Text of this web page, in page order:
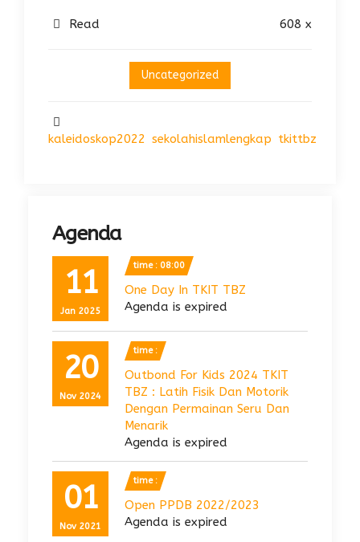
Read 608 x
Uncategorized
kaleidoskop2022 sekolahislamlengkap tkittbz
Agenda
11
Jan 2025
time : 08:00
One Day In TKIT TBZ
Agenda is expired
20
Nov 2024
time :
Outbond For Kids 2024 TKIT
TBZ : Latih Fisik Dan Motorik
Dengan Permainan Seru Dan
Menarik
Agenda is expired
01
Nov 2021
time :
Open PPDB 2022/2023
Agenda is expired